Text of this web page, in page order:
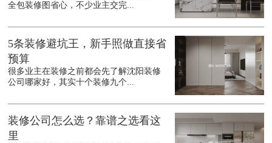
全包装修图省心，不少业主交完...
5条装修避坑王，新手照做直接省
预算
很多业主在装修之前都会先了解沈阳装修
公司哪家好，其实十个装修九个...
装修公司怎么选？靠谱之选看这
里